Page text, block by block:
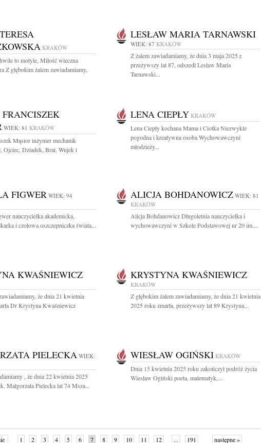
KRAKÓW
to motyle, Miłość wieczna
Z głębokim żalem zawiadamiamy,
LESŁAW MARIA TARNAWSKI
WIEK: 87 KRAKÓW
Z żalem zawiadamiamy, że dnia 3 maja 2025 r.
przeżywszy lat 87, odszedł Lesław Maria
Tarnawski...
WIEK: 81 KRAKÓW
Mąsior inżynier mechanik
Ojciec, Dziadek, Brat, Wujek i
LENA CIEPŁY KRAKÓW
Lena Ciepły kochana Mama i Ciotka Niezwykle
pogodna i kreatywna osoba Wychowawczyni
młodzieży...
FIGWERWIEK: 94
nauczycielka akademicka,
i czołowa oszczepniczka świata...
ALICJA BOHDANOWICZ WIEK: 81
KRAKÓW
Alicja Bohdanowicz Długoletnia nauczycielka i
wychowawczyni w Szkole Podstawowej nr 20 im....
KWAŚNIEWICZ
że dnia 21 kwietnia
Dr Krystyna Kwaśniewicz
KRYSTYNA KWAŚNIEWICZ
KRAKÓW
Z głębokim żalem zawiadamiamy, że dnia 21 kwietnia
2025 roku zmarła, przeżywszy lat 89 Krystyna...
PIELECKAWIEK:
, że dnia 22 kwietnia 2025
Małgorzata Pielecka lat 74 Msza...
WIESŁAW OGIŃSKI KRAKÓW
Dnia 15 kwietnia 2025 roku zakończył podróż życia
Wiesław Ogiński poeta, matematyk,...
1 2 3 4 5 6 7 8 9 10 11 12 ... 191 następne »